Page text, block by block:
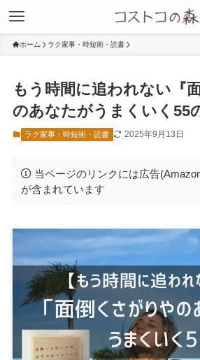
ホーム ラク家事・時短術・読書
もう時間に追われない『
のあなたがうまくいく55
ラク家事・時短術・読書 2025年9月13日
当ページのリンクには広告
が含まれています